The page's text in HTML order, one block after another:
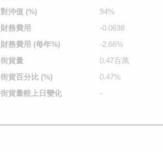
對沖值 (%)
94%
財務費用
-0.0638
財務費用 (每年%)
-2.66%
街貨量
0.47百萬
街貨百分比 (%)
0.47%
街貨量較 上日變化 -